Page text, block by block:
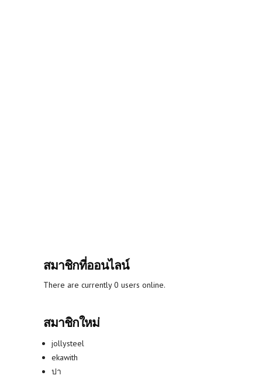
สมาชิกที่ออนไลน์
There are currently 0 users online.
สมาชิกใหม่
jollysteel
ekawith
ปา